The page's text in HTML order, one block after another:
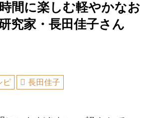
間に楽しむ軽やかなお
究家・長田佳子さん
ピ 長田佳子